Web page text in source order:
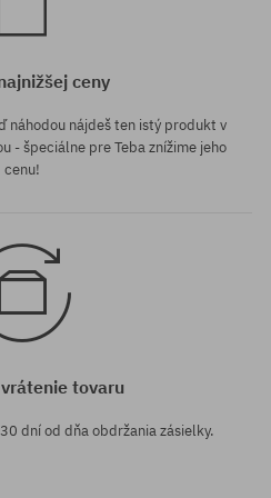
ceny
náhodou nájdeš ten istý produkt v
- špeciálne pre Teba znížime jeho
cenu!
tovaru
dní od dňa obdržania zásielky.